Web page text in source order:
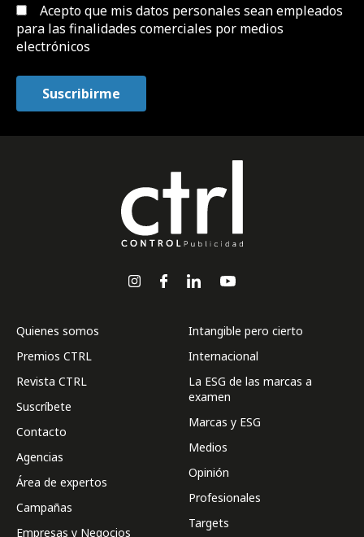
Acepto que mis datos personales sean empleados
para las finalidades comerciales por medios
electrónicos
Quienes somos
Premios CTRL
Revista CTRL
Suscríbete
Contacto
Agencias
Área de expertos
Campañas
Empresas y Negocios
Intangible pero cierto
Internacional
La ESG de las marcas a
examen
Marcas y ESG
Medios
Opinión
Profesionales
Targets